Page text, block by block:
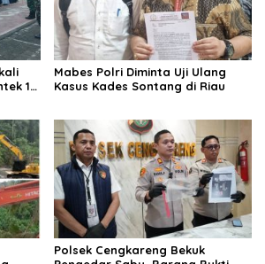
1
Mabes Polri Diminta Uji Ulang
Kasus Kades Sontang di Riau
Polsek Cengkareng Bekuk